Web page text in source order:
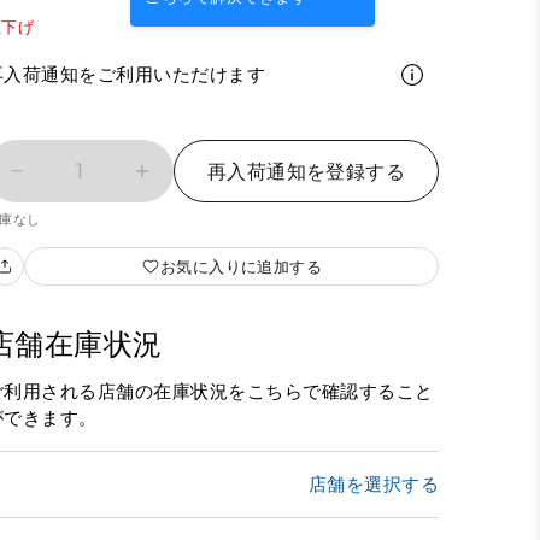
げ
入荷通知をご利用いただけます
1 再入荷通知を登録する
なし
お気に入りに追加する
舗在庫状況
利用される店舗の在庫状況をこちらで確認すること
きます。
店舗を選択する